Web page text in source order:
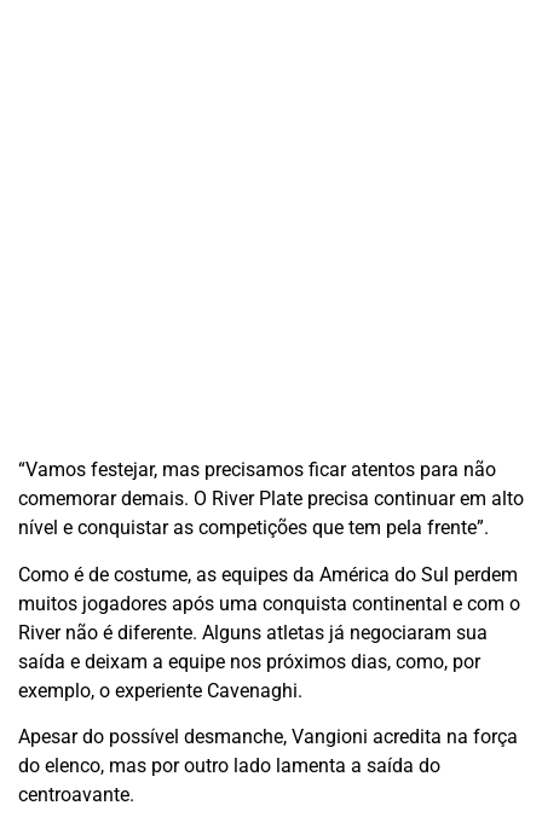
“Vamos festejar, mas precisamos ficar atentos para não
comemorar demais. O River Plate precisa continuar em alto
nível e conquistar as competições que tem pela frente”.
Como é de costume, as equipes da América do Sul perdem
muitos jogadores após uma conquista continental e com o
River não é diferente. Alguns atletas já negociaram sua
saída e deixam a equipe nos próximos dias, como, por
exemplo, o experiente Cavenaghi.
Apesar do possível desmanche, Vangioni acredita na força
do elenco, mas por outro lado lamenta a saída do
centroavante.